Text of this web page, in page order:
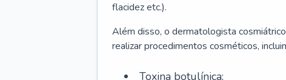
flacidez etc.).
Além disso, o dermatologista
realizar procedimentos cosméticos,
Toxina botulínica;